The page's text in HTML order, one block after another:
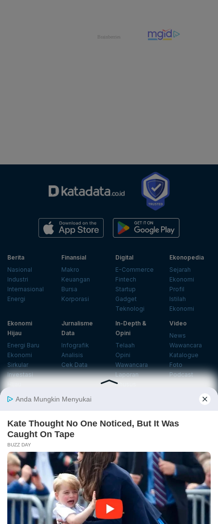
Berita
Nasional
Industri
Internasional
Energi
Finansial
Makro
Keuangan
Bursa
Korporasi
Digital
E-Commerce
Fintech
Startup
Gadget
Teknologi
Ekonopedia
Sejarah
Ekonomi
Profil
Istilah
Ekonomi
Ekonomi
Hijau
Energi Baru
Ekonomi
Sirkular
Investasi
Jurnalisme
Data
Infografik
Analisis
Cek Data
In-Depth &
Opini
Telaah
Opini
Wawancara
Laporan
Khusus
Video
News
Wawancara
Katalogue
Foto
Podcast
Info
Insight
Center
Databoks
Event
KatadataOto
Langganan Newsletter
Email